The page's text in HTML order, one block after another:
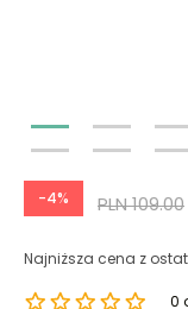
-4% PLN 109.00
Najniższa cena z
0